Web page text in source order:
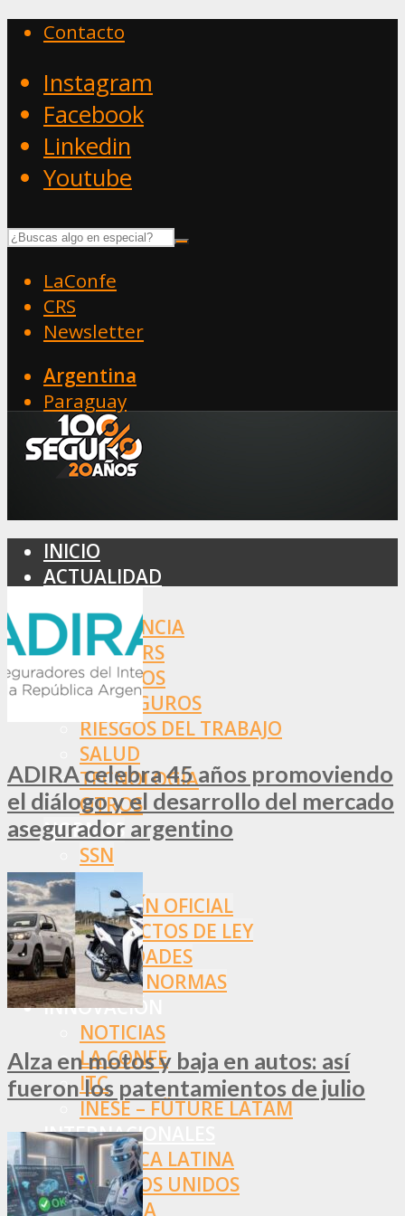
Contacto
Instagram
Facebook
Linkedin
Youtube
LaConfe
CRS
Newsletter
Argentina
Paraguay
INICIO
ACTUALIDAD
ASISTENCIA
BROKERS
SEGUROS
REASEGUROS
RIESGOS DEL TRABAJO
SALUD
TECNOLOGÍA
OTROS
NORMAS
SSN
SRT
BOLETÍN OFICIAL
PROYECTOS DE LEY
SOCIEDADES
OTRAS NORMAS
INNOVACIÓN
NOTICIAS
LA CONFE
ITC
INESE – FÜTURE LATAM
INTERNACIONALES
AMÉRICA LATINA
ESTADOS UNIDOS
EUROPA
ADIRA celebra 45 años promoviendo
el diálogo y el desarrollo del mercado
asegurador argentino
Alza en motos y baja en autos: así
fueron los patentamientos de julio